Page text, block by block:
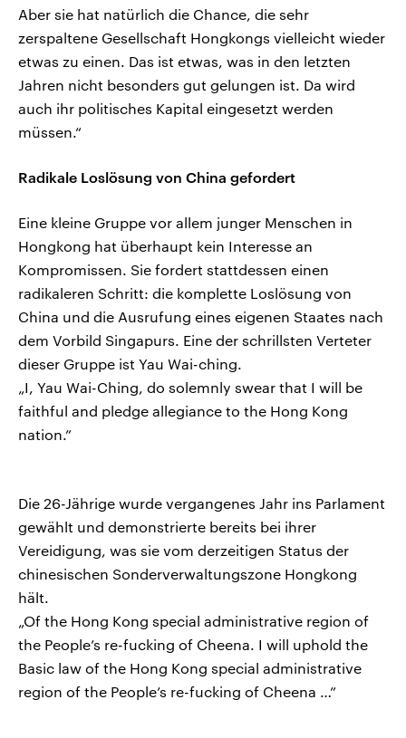
Aber sie hat natürlich die Chance, die sehr
zerspaltene Gesellschaft Hongkongs vielleicht wieder
etwas zu einen. Das ist etwas, was in den letzten
Jahren nicht besonders gut gelungen ist. Da wird
auch ihr politisches Kapital eingesetzt werden
müssen.“
Radikale Loslösung von China gefordert
Eine kleine Gruppe vor allem junger Menschen in
Hongkong hat überhaupt kein Interesse an
Kompromissen. Sie fordert stattdessen einen
radikaleren Schritt: die komplette Loslösung von
China und die Ausrufung eines eigenen Staates nach
dem Vorbild Singapurs. Eine der schrillsten Verteter
dieser Gruppe ist Yau Wai-ching.
„I, Yau Wai-Ching, do solemnly swear that I will be
faithful and pledge allegiance to the Hong Kong
nation.”
Die 26-Jährige wurde vergangenes Jahr ins Parlament
gewählt und demonstrierte bereits bei ihrer
Vereidigung, was sie vom derzeitigen Status der
chinesischen Sonderverwaltungszone Hongkong
hält.
„Of the Hong Kong special administrative region of
the People’s re-fucking of Cheena. I will uphold the
Basic law of the Hong Kong special administrative
region of the People’s re-fucking of Cheena …”